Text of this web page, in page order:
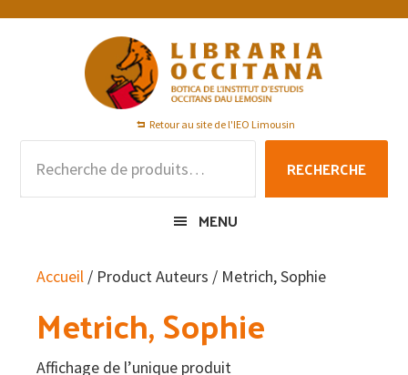
Passer
Passer
Passer
Retour au site de l'IEO Limousin
pour :
RECHERCHE
MENU
Accueil / Product Auteurs / Metrich, Sophie
Metrich, Sophie
Affichage de l’unique produit